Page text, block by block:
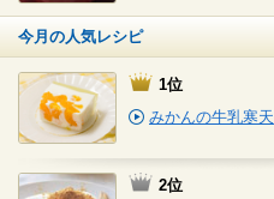
今月の人気レシピ
1位
みかんの牛乳寒天
2位